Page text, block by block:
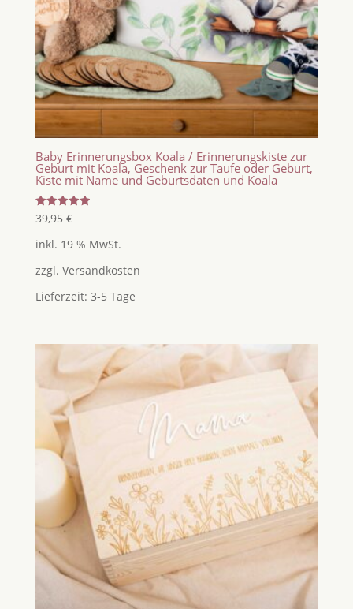
Baby Erinnerungsbox Koala / Erinnerungskiste zur
Geburt mit Koala, Geschenk zur Taufe oder Geburt,
Kiste mit Name und Geburtsdaten und Koala
Bewertet
mit
von 5
39,95 €
inkl. 19 % MwSt.
zzgl. Versandkosten
Lieferzeit: 3-5 Tage